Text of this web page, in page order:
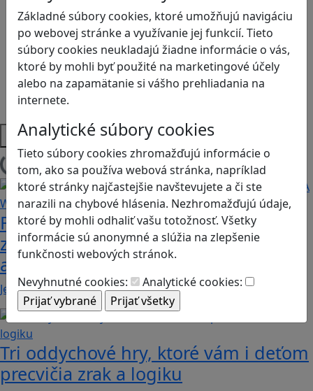
Základné súbory cookies, ktoré umožňujú navigáciu
po webovej stránke a využívanie jej funkcií. Tieto
súbory cookies neukladajú žiadne informácie o vás,
ktoré by mohli byť použité na marketingové účely
alebo na zapamätanie si vášho prehliadania na
internete.
Analytické súbory cookies
Tieto súbory cookies zhromažďujú informácie o
tom, ako sa používa webová stránka, napríklad
ktoré stránky najčastejšie navštevujete a či ste
narazili na chybové hlásenia. Nezhromažďujú údaje,
ktoré by mohli odhaliť vašu totožnosť. Všetky
informácie sú anonymné a slúžia na zlepšenie
funkčnosti webových stránok.
Nevyhnutné cookies:
Analytické cookies:
Logické myslenie
Ľudské práva a tolerancia
Motorika a koncentrácia
Programovanie/Technika
Sociálne zručnosti a kooperácia
Strategické myslenie
Zdravie a pohyb
Platformy
Načítam blogy
Fotografujte zvieratká, aby ste
zachránili ostrov v Alba: A Wildlife
adventure
Jednoduchá hra, vhodná pre kohokoľvek z rodiny,…
Tri oddychové hry, ktoré vám i deťom
precvičia zrak a logiku